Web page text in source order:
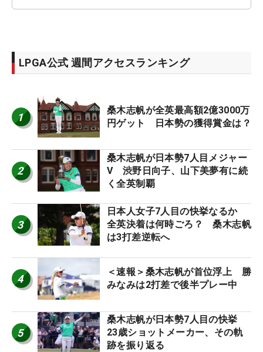
LPGA公式 週間アクセスランキング
1
桑木志帆が全英最高額2億3000万
円ゲット 日本勢の獲得賞金は？
2
桑木志帆が日本勢7人目メジャー
V 渋野日向子、山下美夢有に続
く全英制覇
3
日本人女子7人目の快挙なるか
全英決着は何時ごろ？ 桑木志帆
は3打差逆転へ
4
＜速報＞桑木志帆が首位浮上 勝
みなみは2打差で後半プレー中
5
桑木志帆が日本勢7人目の快挙
23歳ショットメーカー、その軌
跡を振り返る